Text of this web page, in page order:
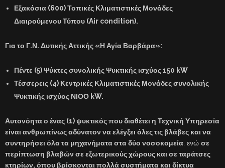
Εξακόσια (600) Τοπικές Κλιματιστικές Μονάδες
Διαιρούμενου Τύπου (Air condition).
Για το Γ.Ν. Δυτικής Αττικής «Η Αγία Βαρβάρα»:
Πέντε (5) Ψύκτες συνολικής Ψυκτικής ισχύος 150 kW
Τέσσερεις (4) Κεντρικές Κλιματιστικές Μονάδες συνολικής
Ψυκτικής ισχύος ΝΙΟΟ kW.
Αυτονόητα ο ένας (1) ψυκτικός που διαθέτει η Τεχνική Υπηρεσία
είναι ανθρωπίνως αδύνατον να ελέγξει όλες τις βλάβες και να
συντηρήσει όλα τα μηχανήματα στα δύο νοσοκομεία, ενώ σε
περίπτωση βλαβών σε εξωτερικούς χώρους και σε ταράτσες
κτηρίων, όπου βρίσκονται πολλά συστήματα και δίκτυα